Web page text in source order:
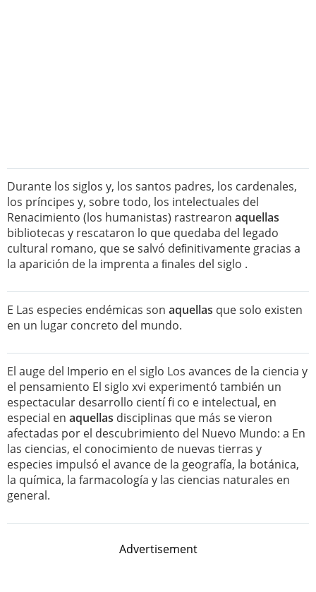
Durante los siglos y, los santos padres, los cardenales,
los príncipes y, sobre todo, los intelectuales del
Renacimiento (los humanistas) rastrearon aquellas
bibliotecas y rescataron lo que quedaba del legado
cultural romano, que se salvó deﬁnitivamente gracias a
la aparición de la imprenta a ﬁnales del siglo .
E Las especies endémicas son aquellas que solo existen
en un lugar concreto del mundo.
El auge del Imperio en el siglo Los avances de la ciencia y
el pensamiento El siglo xvi experimentó también un
espectacular desarrollo cientí fi co e intelectual, en
especial en aquellas disciplinas que más se vieron
afectadas por el descubrimiento del Nuevo Mundo: a En
las ciencias, el conocimiento de nuevas tierras y
especies impulsó el avance de la geografía, la botánica,
la química, la farmacología y las ciencias naturales en
general.
Advertisement